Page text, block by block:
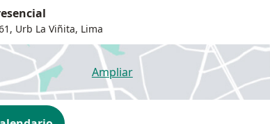
Urb La Viñita, Lima
Ampliarse abre en una nueva pestaña